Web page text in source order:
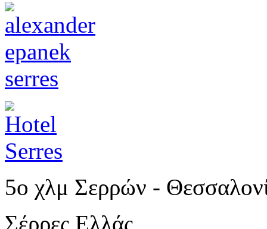
5o χλμ Σερρών -
Σέρρες Ελλάς